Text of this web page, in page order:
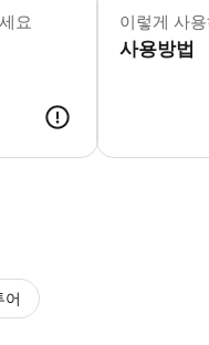
요 이렇게 사
사용방법
어